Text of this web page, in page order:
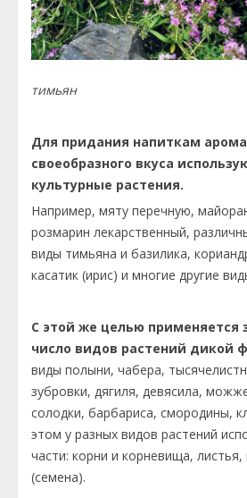
тимьян
Для придания напиткам
своеобразного вкуса
культурные растения.
Например, мяту перечную,
розмарин лекарственный,
виды тимьяна и базилика,
касатик (ирис) и многие другие
С этой же целью применяется
число видов растений дикой
виды полыни, чабера,
зубровки, дягиля, девясила,
солодки, барбариса, смородины,
этом у разных видов растений
части: корни и корневища,
(семена).